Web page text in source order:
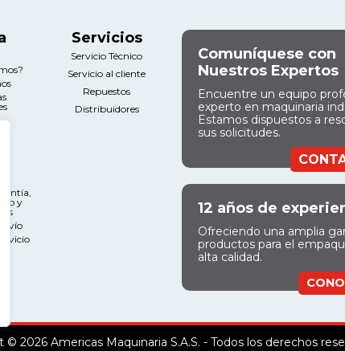
Servicios
Servicio Técnico
Servicio al cliente
Repuestos
Distribuidores
y
Comuníquese con
Nuestros Expertos
Encuentre un equipo
experto en maquinaria
Estamos dispuestos a
sus solicitudes.
12 años de
Ofreciendo una amplia
productos para el
alta calidad.
© 2026 Americas Maquinaria S.A.S. - Todos los derechos